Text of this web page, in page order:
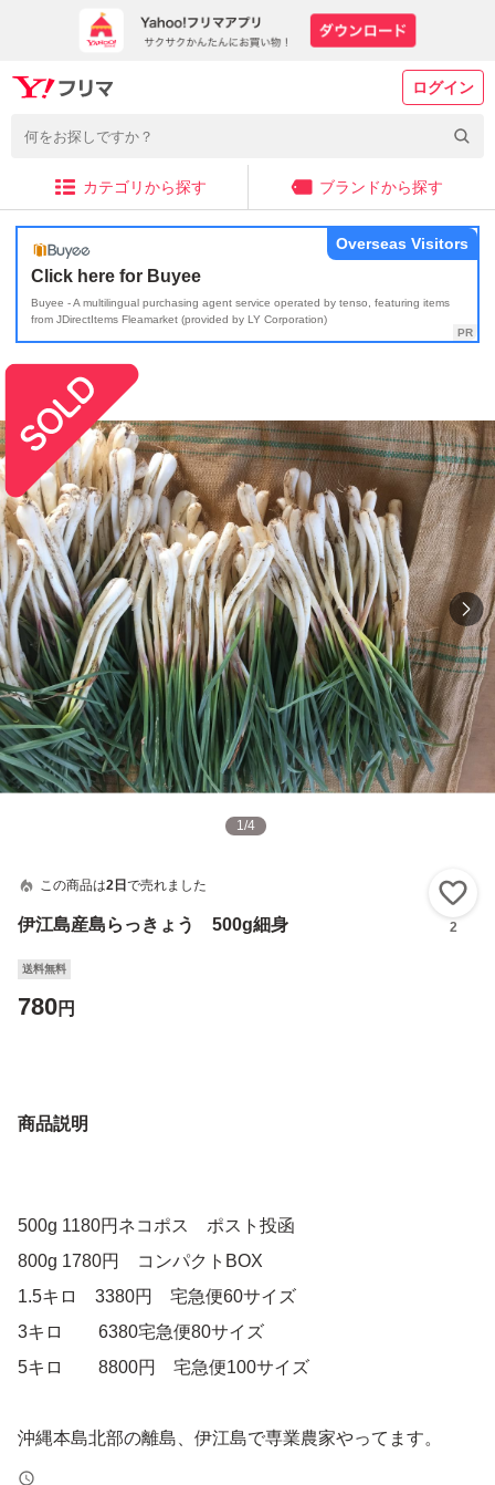
ログイン
カテゴリから探す ブランドから探す
Click here for Buyee
Buyee - A multilingual purchasing agent service operated by tenso, featuring items
from JDirectItems Fleamarket (provided by LY Corporation)
Overseas Visitors
1/4
この商品は2日 で売れました
伊江島産島らっきょう 500g細身 2
送料無料
780円
商品説明
500g 1180円ネコポス ポスト投函
800g 1780円 コンパクトBOX
1.5キロ 3380円 宅急便60サイズ
3キロ 6380宅急便80サイズ
5キロ 8800円 宅急便100サイズ
沖縄本島北部の離島、伊江島で専業農家やってます。
伊江島産の島らっきょうは細長く味が良く、市場の評価が